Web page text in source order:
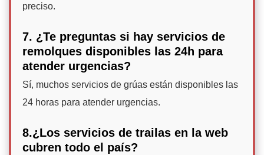
preciso.
7. ¿Te preguntas si hay servicios de
remolques disponibles las 24h para
atender urgencias?
Sí, muchos servicios de grúas están disponibles las
24 horas para atender urgencias.
8.¿Los servicios de trailas en la web
cubren todo el país?